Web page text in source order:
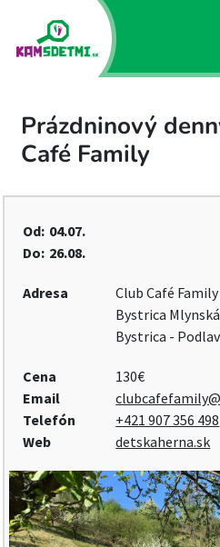
Prázdninový
Café Family
Od: 04.07.
Do: 26.08.
Adresa
Club Café
Bystrica
Bystrica -
Cena
130€
Email
Telefón
+421 907 356 498
Web
detskaherna.sk